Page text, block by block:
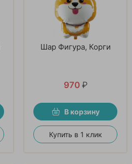
Шар Фигура, Корги
970 ₽
В корзину
Купить в 1 клик